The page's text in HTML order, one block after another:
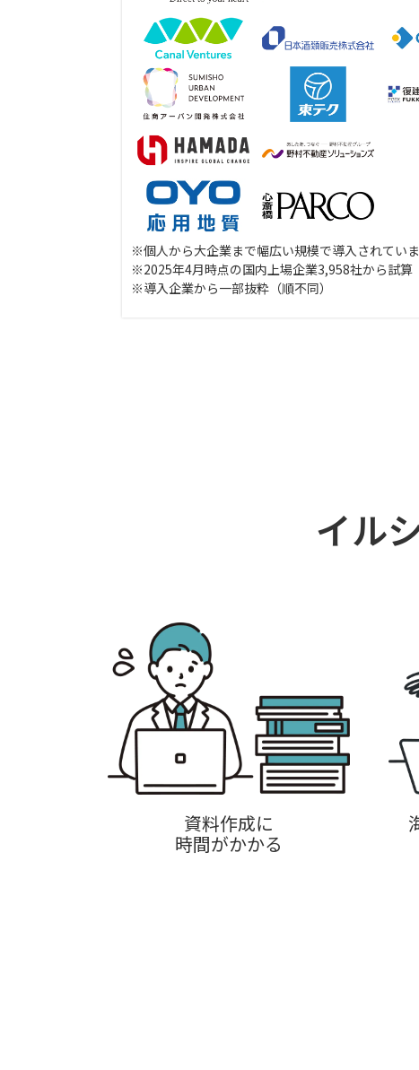
※個人から大企業まで幅広い規模で導入されていま
※2025年4月時点の国内上場企業3,958社から試算
※導入企業から一部抜粋（順不同）
イル
資料作成に
時間がかかる